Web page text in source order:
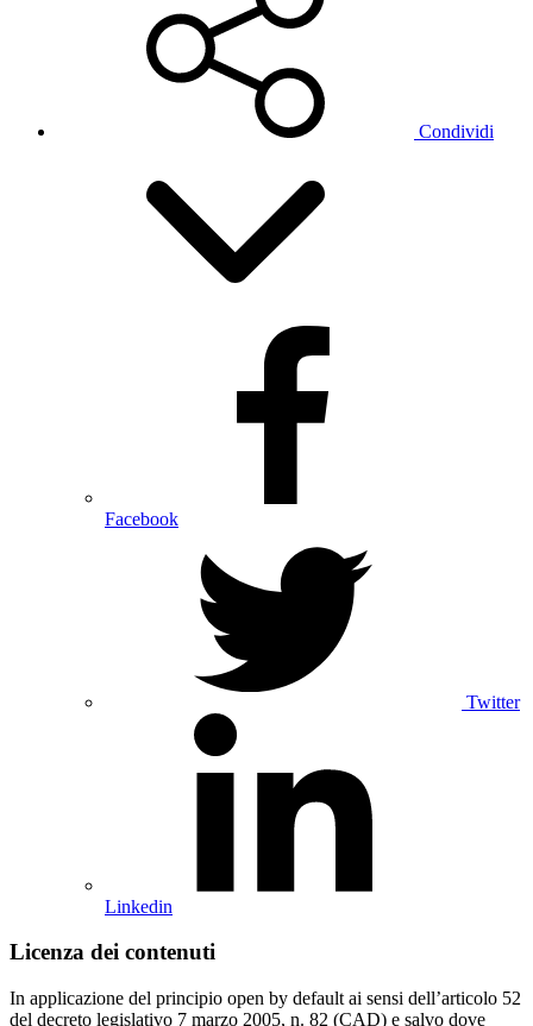
Condividi
Facebook
Twitter
Linkedin
Licenza dei contenuti
In applicazione del principio open by default ai sensi dell’articolo 52
del decreto legislativo 7 marzo 2005, n. 82 (CAD) e salvo dove